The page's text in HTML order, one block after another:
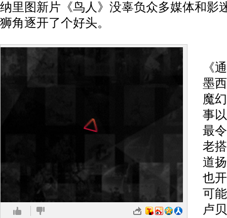
纳里图新片《鸟人》没辜负众多媒体和影
狮角逐开了个好头。
《
墨
魔
事
最
老
道
也
可
卢